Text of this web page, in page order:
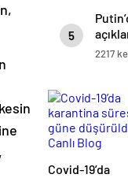
5
2217
Covid-19’da